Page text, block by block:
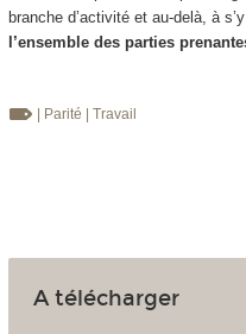
branche d’activité et au-delà, à
l’ensemble des parties
| Parité | Travail
A télécharger